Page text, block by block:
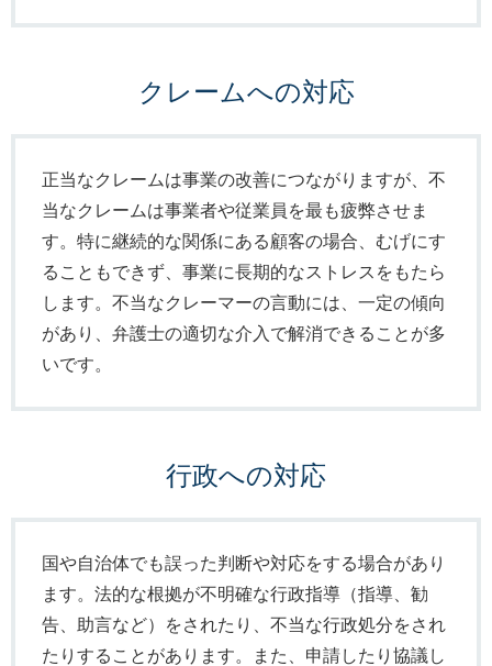
クレームへの対応
正当なクレームは事業の改善につながりますが、不
当なクレームは事業者や従業員を最も疲弊させま
す。特に継続的な関係にある顧客の場合、むげにす
ることもできず、事業に長期的なストレスをもたら
します。不当なクレーマーの言動には、一定の傾向
があり、弁護士の適切な介入で解消できることが多
いです。
行政への対応
国や自治体でも誤った判断や対応をする場合があり
ます。法的な根拠が不明確な行政指導（指導、勧
告、助言など）をされたり、不当な行政処分をされ
たりすることがあります。また、申請したり協議し